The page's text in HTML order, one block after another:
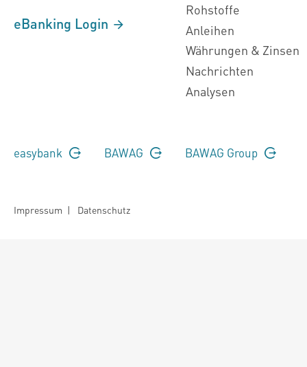
eBanking Login
Rohstoffe
Anleihen
Währungen & Zinsen
Nachrichten
Analysen
easybank BAWAG BAWAG Group
Impressum | Datenschutz